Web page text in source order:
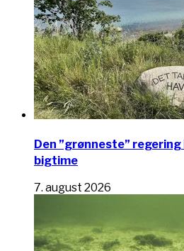
Den ”grønneste”
bigtime
7. august 2026